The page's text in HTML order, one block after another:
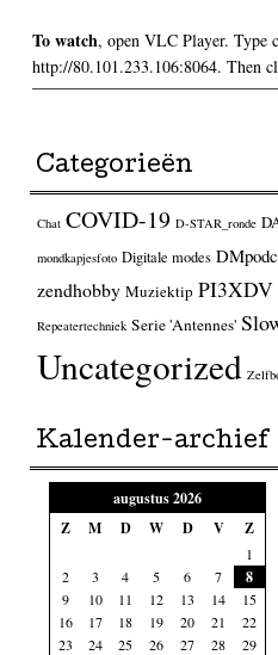
To watch, open VLC Player. Type
http://80.101.233.106:8064. Then
Categorieën
Chat COVID-19 D-STAR_ronde
mondkapjesfoto Digitale modes
zendhobby Muziektip PI3XDV
Repeatertechniek Serie 'Antennes'
Uncategorized
Kalender-archief
augustus 2026
Z
M D W D V Z
1
2
3 4 5 6 7 8
9 10 11 12 13 14
15
16
17 18 19 20 21
22
23
24 25 26 27 28
29